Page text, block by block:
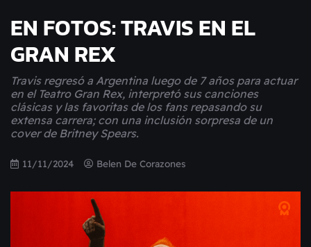
EN FOTOS: TRAVIS EN EL
GRAN REX
Travis regresó a Argentina luego de 7 años para actuar
en el Teatro Gran Rex, interpretó sus canciones
clásicas y las favoritas de los fans repasando su
extensa carrera; con una inclusión sorpresa de un
cover de Britney Spears.
11/11/2024 Belen De Corazones